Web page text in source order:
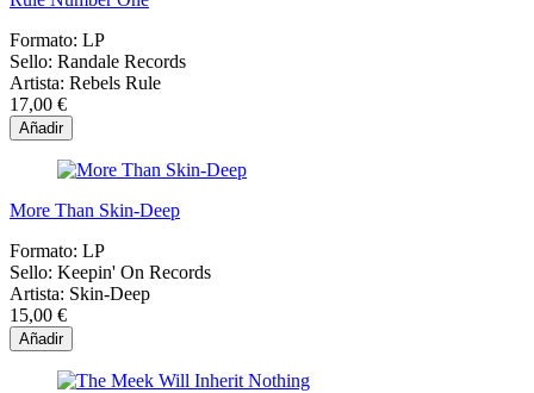
Formato: LP
Sello: Randale Records
Artista: Rebels Rule
17,00 €
Añadir
More Than Skin-Deep
Formato: LP
Sello: Keepin' On Records
Artista: Skin-Deep
15,00 €
Añadir